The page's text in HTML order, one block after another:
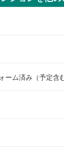
ーム済み（予定含む